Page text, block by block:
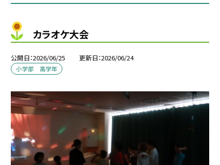
カラオケ大会
公開日 2026/06/25 更新日 2026/06/24
小学部 高学年